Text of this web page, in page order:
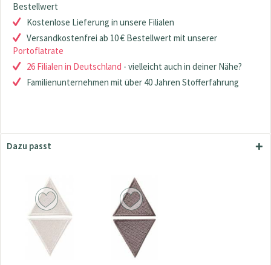
Bestellwert
Kostenlose Lieferung in unsere Filialen
Versandkostenfrei ab 10 € Bestellwert mit unserer
Portoflatrate
26 Filialen in Deutschland - vielleicht auch in deiner Nähe?
Familienunternehmen mit über 40 Jahren Stofferfahrung
Dazu passt